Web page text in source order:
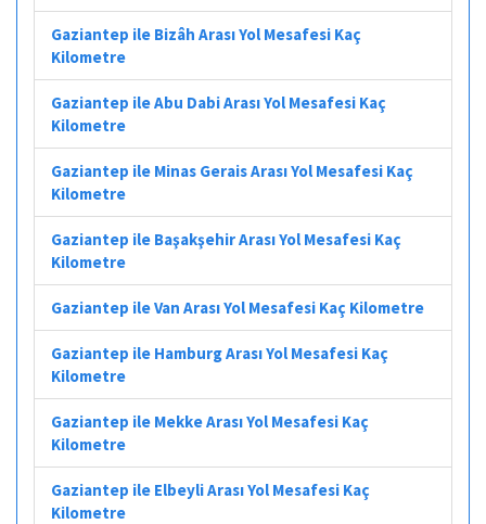
Gaziantep ile Bizâh Arası Yol Mesafesi Kaç
Kilometre
Gaziantep ile Abu Dabi Arası Yol Mesafesi Kaç
Kilometre
Gaziantep ile Minas Gerais Arası Yol Mesafesi Kaç
Kilometre
Gaziantep ile Başakşehir Arası Yol Mesafesi Kaç
Kilometre
Gaziantep ile Van Arası Yol Mesafesi Kaç Kilometre
Gaziantep ile Hamburg Arası Yol Mesafesi Kaç
Kilometre
Gaziantep ile Mekke Arası Yol Mesafesi Kaç
Kilometre
Gaziantep ile Elbeyli Arası Yol Mesafesi Kaç
Kilometre